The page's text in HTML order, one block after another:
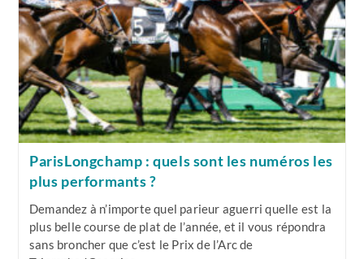
ParisLongchamp : quels sont les numéros les
plus performants ?
Demandez à n’importe quel parieur aguerri quelle est la
plus belle course de plat de l’année, et il vous répondra
sans broncher que c’est le Prix de l’Arc de